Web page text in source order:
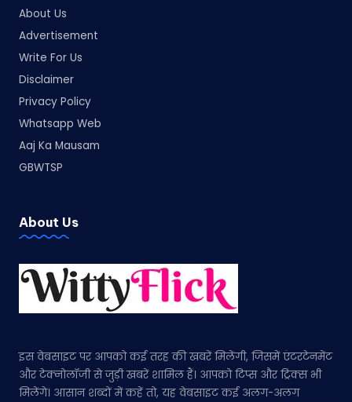
About Us
Advertisement
Write For Us
Disclaimer
Privacy Policy
Whatsapp Web
Aaj Ka Mausam
GBWTSP
About Us
इस वेबसाइट पर आपको कई तरह की खबरें मिलेंगी, जिसमें एंटरटेनमेंट
और टेक्नोलॉजी से जुड़ी खबरें शामिल हैं। आपको टिप्स और ट्रिक्स भी
मिलेंगे। आसान शब्दों में कहें तो, यह वेबसाइट कई अलग-अलग